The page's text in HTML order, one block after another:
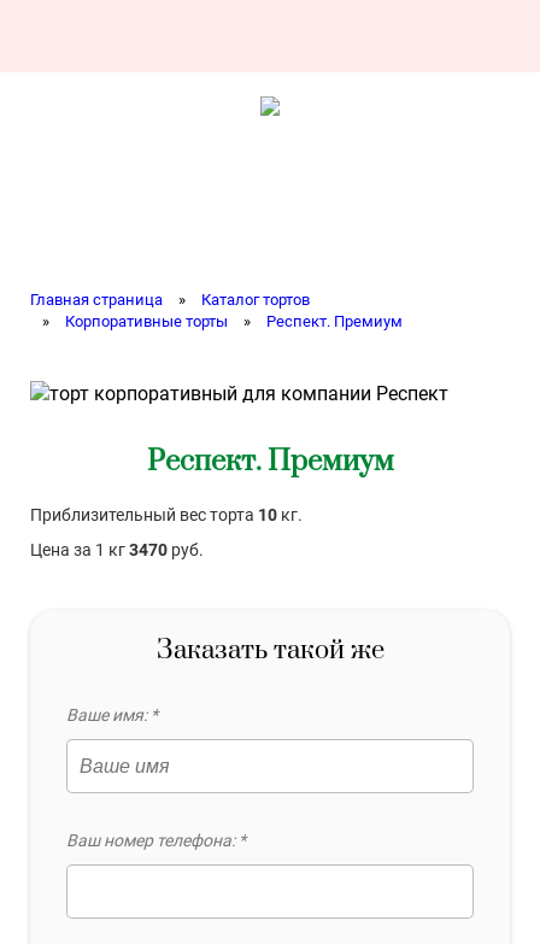
Главная страница »
Каталог тортов
»
Корпоративные торты » Респект. Премиум
Респект. Премиум
Приблизительный вес торта 10 кг.
Цена за 1 кг3470 руб.
Заказать такой же
Ваше имя: *
Ваш номер телефона: *